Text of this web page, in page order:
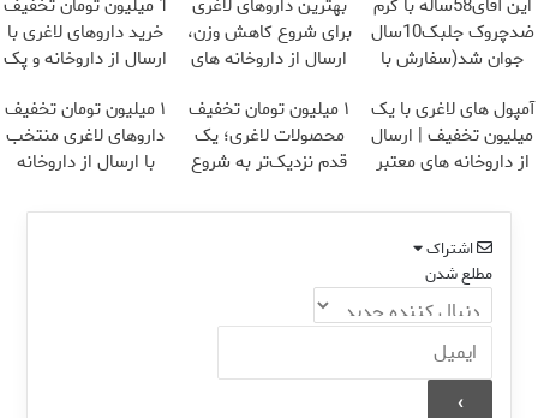
این آقای58ساله با کرم
ضدچروک جلبک10سال
جوان شد(سفارش با
بهترین داروهای لاغری
برای شروع کاهش وزن،
ارسال از داروخانه های
1 میلیون تومان تخفیف
خرید داروهای لاغری با
ارسال از داروخانه و پک
آمپول های لاغری با یک
میلیون تخفیف | ارسال
از داروخانه های معتبر
۱ میلیون تومان تخفیف
محصولات لاغری؛ یک
قدم نزدیک‌تر به شروع
۱ میلیون تومان تخفیف
داروهای لاغری منتخب
با ارسال از داروخانه
اشتراک
مطلع شدن